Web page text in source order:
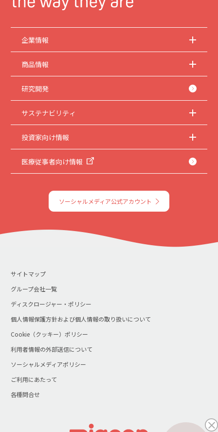
企業情報
商品情報
研究開発
サステナビリティ
投資家向け情報
医療従事者向け情報
ソーシャルメディア公式アカウント
サイトマップ
グループ会社一覧
ディスクロージャー・ポリシー
個人情報保護方針および個人情報の取り扱いについて
Cookie（クッキー）ポリシー
利用者情報の外部送信について
ソーシャルメディアポリシー
ご利用にあたって
各種問合せ